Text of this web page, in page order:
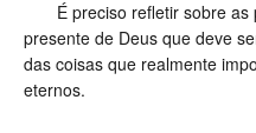
É preciso refletir sobre as
presente de Deus que deve
das coisas que realmente
eternos.